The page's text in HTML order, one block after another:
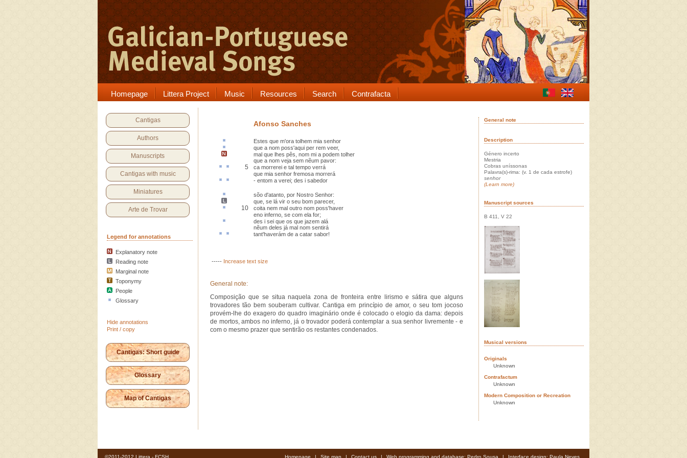
Homepage Littera Project Music Resources Search Contrafacta
Cantigas
Authors
Manuscripts
Cantigas with music
Miniatures
Arte de Trovar
Legend for annotations
Explanatory note
Reading note
Marginal note
Toponymy
People
Glossary
Hide annotations
Print / copy
Cantigas: Short guide
Glossary
Map of Cantigas
Afonso Sanches
Estes que m'ora tolhem mia senhor
que a nom poss'aqui per rem veer,
mal que lhes pês , nom mi a podem tolher
que a nom veja sem nẽum pavor:
5 ca morrerei e tal tempo verrá
que mia senhor fremosa morrerá
- entom a verei; des i sabedor
sõo d'atanto , por Nostro Senhor:
que, se lá vir o seu bom parecer,
10 coita nem mal outro nom poss'haver
eno inferno, se com ela for;
des i sei que os que jazem alá
nẽum deles já mal nom sentirá
tant'haverám de a catar sabor!
----- Increase text size
General note:
Composição que se situa naquela zona de fronteira entre lirismo e sátira que alguns
trovadores tão bem souberam cultivar. Cantiga em princípio de amor, o seu tom jocoso
provém-lhe do exagero do quadro imaginário onde é colocado o elogio da dama: depois
de mortos, ambos no inferno, já o trovador poderá contemplar a sua senhor livremente - e
com o mesmo prazer que sentirão os restantes condenados.
General note
Description
Género incerto
Mestria
Cobras uníssonas
Palavra(s)-rima: (v. 1 de cada estrofe)
senhor
(Learn more)
Manuscript sources
B 411, V 22
Musical versions
Originals
Unknown
Contrafactum
Unknown
Modern Composition or Recreation
Unknown
©2011-2012 Littera - FCSH Homepage | Site map | Contact us | Web programming and database: Pedro Sousa | Interface design: Paula Neves